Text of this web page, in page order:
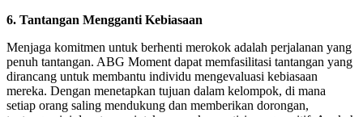
6. Tantangan Mengganti Kebiasaan
Menjaga komitmen untuk berhenti merokok adalah perjalanan yang
penuh tantangan. ABG Moment dapat memfasilitasi tantangan yang
dirancang untuk membantu individu mengevaluasi kebiasaan
mereka. Dengan menetapkan tujuan dalam kelompok, di mana
setiap orang saling mendukung dan memberikan dorongan,